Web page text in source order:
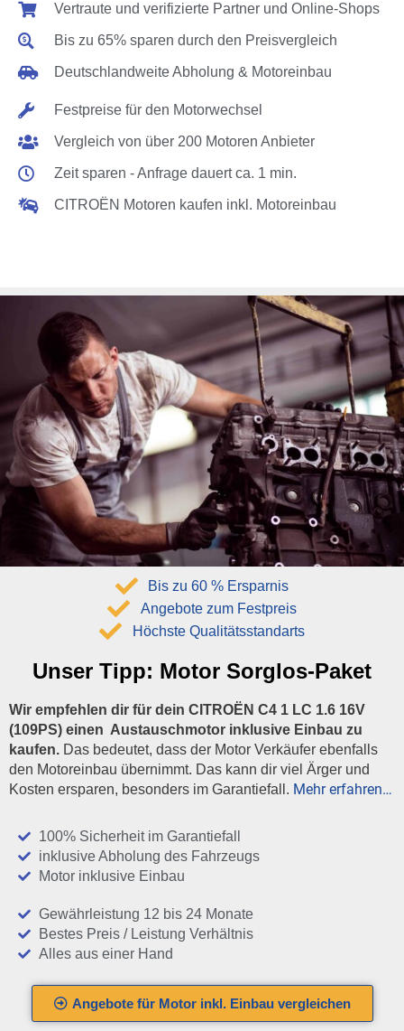
Vertraute und verifizierte Partner und Online-Shops
Bis zu 65% sparen durch den Preisvergleich
Deutschlandweite Abholung & Motoreinbau
Festpreise für den Motorwechsel
Vergleich von über 200 Motoren Anbieter
Zeit sparen - Anfrage dauert ca. 1 min.
CITROËN Motoren kaufen inkl. Motoreinbau
Unser Tipp: Motor Sorglos-Paket
Wir empfehlen dir für dein CITROËN C4 1 LC 1.6 16V
(109PS) einen Austauschmotor inklusive Einbau zu
kaufen. Das bedeutet, dass der Motor Verkäufer ebenfalls
den Motoreinbau übernimmt. Das kann dir viel Ärger und
Kosten ersparen, besonders im Garantiefall. Mehr erfahren…
100% Sicherheit im Garantiefall
inklusive Abholung des Fahrzeugs
Motor inklusive Einbau
Gewährleistung 12 bis 24 Monate
Bestes Preis / Leistung Verhältnis
Alles aus einer Hand
Angebote für Motor inkl. Einbau vergleichen
Bis zu 60 % Ersparnis
Angebote zum Festpreis
Höchste Qualitätsstandarts